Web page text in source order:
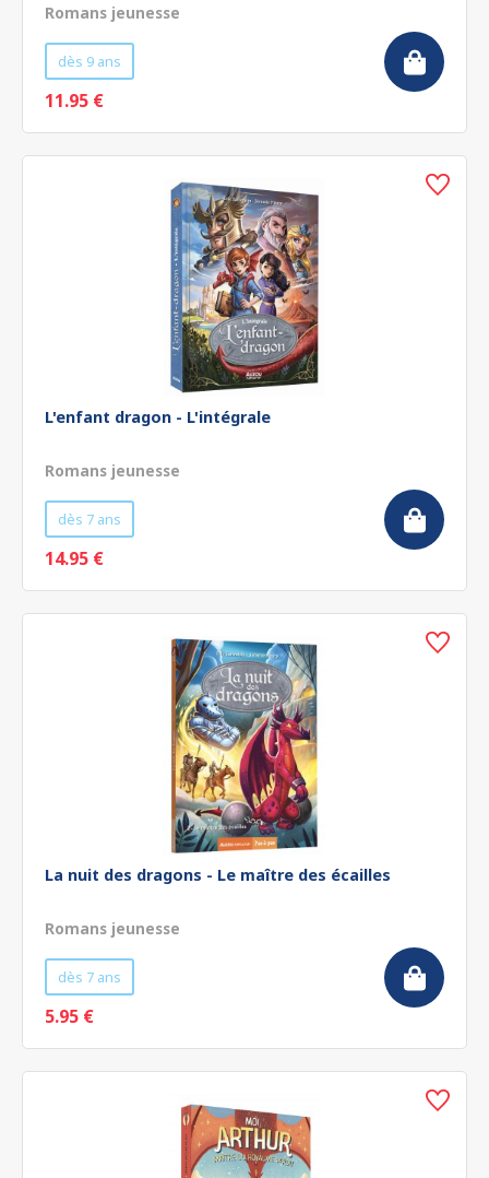
Romans jeunesse
dès 9 ans
11.95 €
L'enfant dragon - L'intégrale
Romans jeunesse
dès 7 ans
14.95 €
La nuit des dragons - Le maître des écailles
Romans jeunesse
dès 7 ans
5.95 €